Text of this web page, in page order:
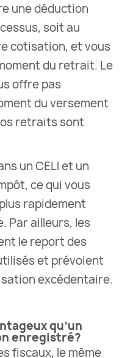
une déduction
soit au
cotisation, et vous
du retrait. Le
offre pas
du versement
retraits sont
un CELI et un
ce qui vous
rapidement
Par ailleurs, les
le report des
et prévoient
excédentaire.
qu’un
enregistré?
fiscaux, le même